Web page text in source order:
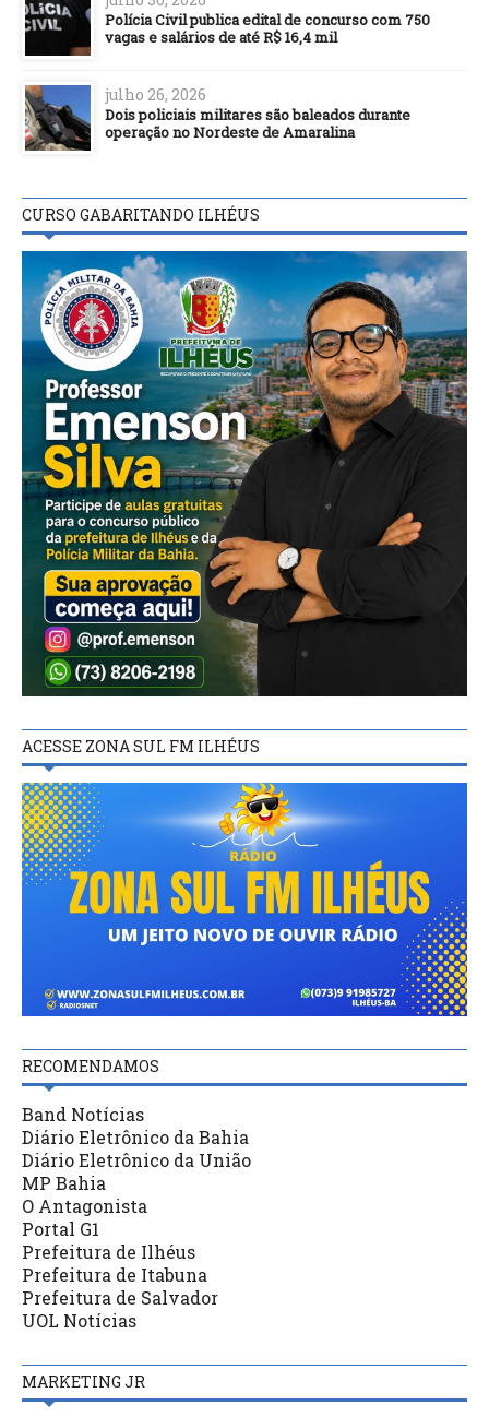
Polícia Civil publica edital de concurso com 750
vagas e salários de até R$ 16,4 mil
julho 26, 2026
Dois policiais militares são baleados durante
operação no Nordeste de Amaralina
CURSO GABARITANDO ILHÉUS
ACESSE ZONA SUL FM ILHÉUS
RECOMENDAMOS
Band Notícias
Diário Eletrônico da Bahia
Diário Eletrônico da União
MP Bahia
O Antagonista
Portal G1
Prefeitura de Ilhéus
Prefeitura de Itabuna
Prefeitura de Salvador
UOL Notícias
MARKETING JR